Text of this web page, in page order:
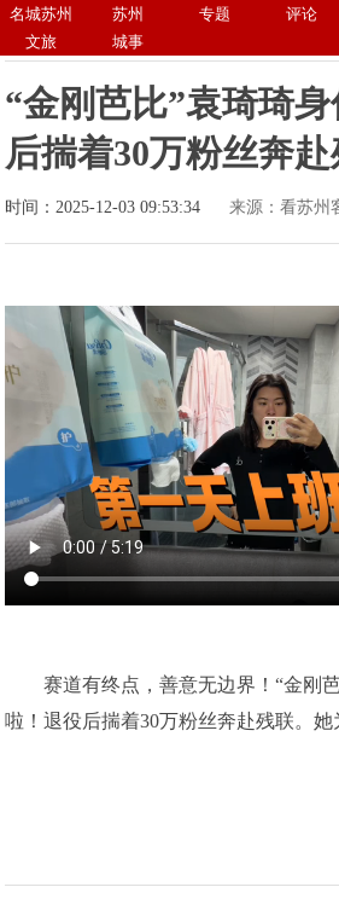
名城苏州 苏州 专题 评论
文旅
城事
“金刚芭比”袁琦琦
后揣着30万粉丝奔
时间：2025-12-03 09:53:34 来源：看苏州
赛道有终点，善意无边界！“金刚芭
啦！退役后揣着30万粉丝奔赴残联。她